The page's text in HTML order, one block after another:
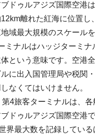
ドゥルアジズ国際空港
離れた紅海に位置
域最大規模のスケール
ミナルはハッジターミ
という意味です。空港
に出入国管理局や税関
なくてはいけません。
4旅客ターミナルは、
ドゥルアジズ国際空港
界最大数を記録している